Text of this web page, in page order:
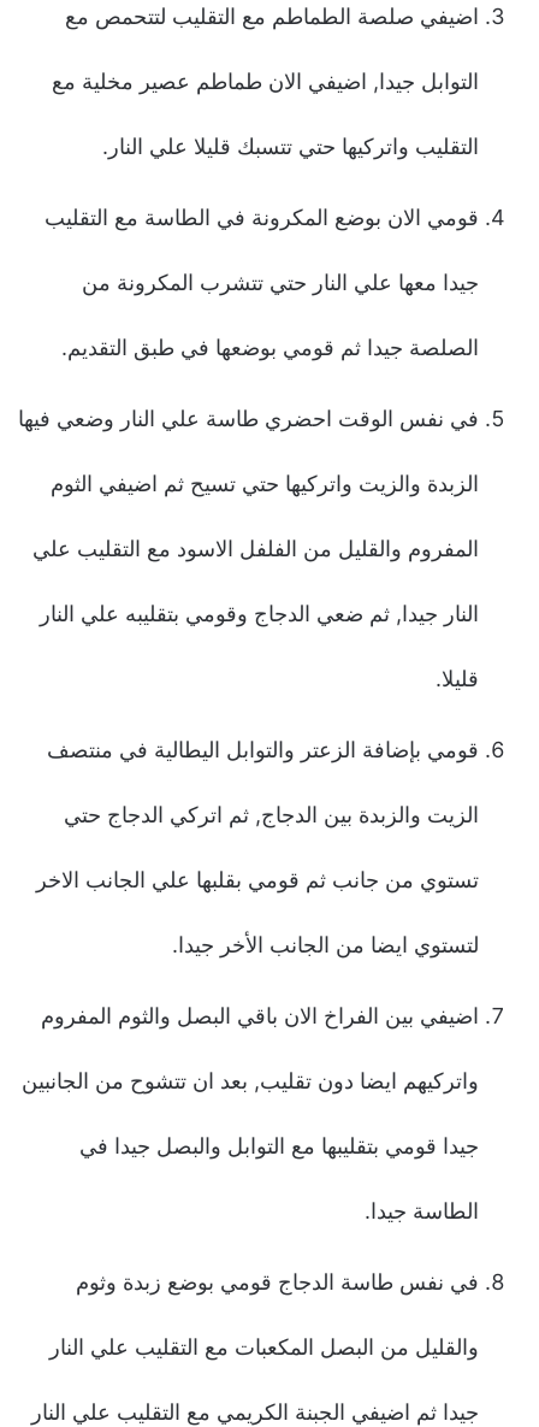
اضيفي صلصة الطماطم مع التقليب لتتحمص مع
التوابل جيدا, اضيفي الان طماطم عصير مخلية مع
التقليب واتركيها حتي تتسبك قليلا علي النار.
قومي الان بوضع المكرونة في الطاسة مع التقليب
جيدا معها علي النار حتي تتشرب المكرونة من
الصلصة جيدا ثم قومي بوضعها في طبق التقديم.
في نفس الوقت احضري طاسة علي النار وضعي فيها
الزبدة والزيت واتركيها حتي تسيح ثم اضيفي الثوم
المفروم والقليل من الفلفل الاسود مع التقليب علي
النار جيدا, ثم ضعي الدجاج وقومي بتقليبه علي النار
قليلا.
قومي بإضافة الزعتر والتوابل اليطالية في منتصف
الزيت والزبدة بين الدجاج, ثم اتركي الدجاج حتي
تستوي من جانب ثم قومي بقلبها علي الجانب الاخر
لتستوي ايضا من الجانب الأخر جيدا.
اضيفي بين الفراخ الان باقي البصل والثوم المفروم
واتركيهم ايضا دون تقليب, بعد ان تتشوح من الجانبين
جيدا قومي بتقليبها مع التوابل والبصل جيدا في
الطاسة جيدا.
في نفس طاسة الدجاج قومي بوضع زبدة وثوم
والقليل من البصل المكعبات مع التقليب علي النار
جيدا ثم اضيفي الجبنة الكريمي مع التقليب علي النار